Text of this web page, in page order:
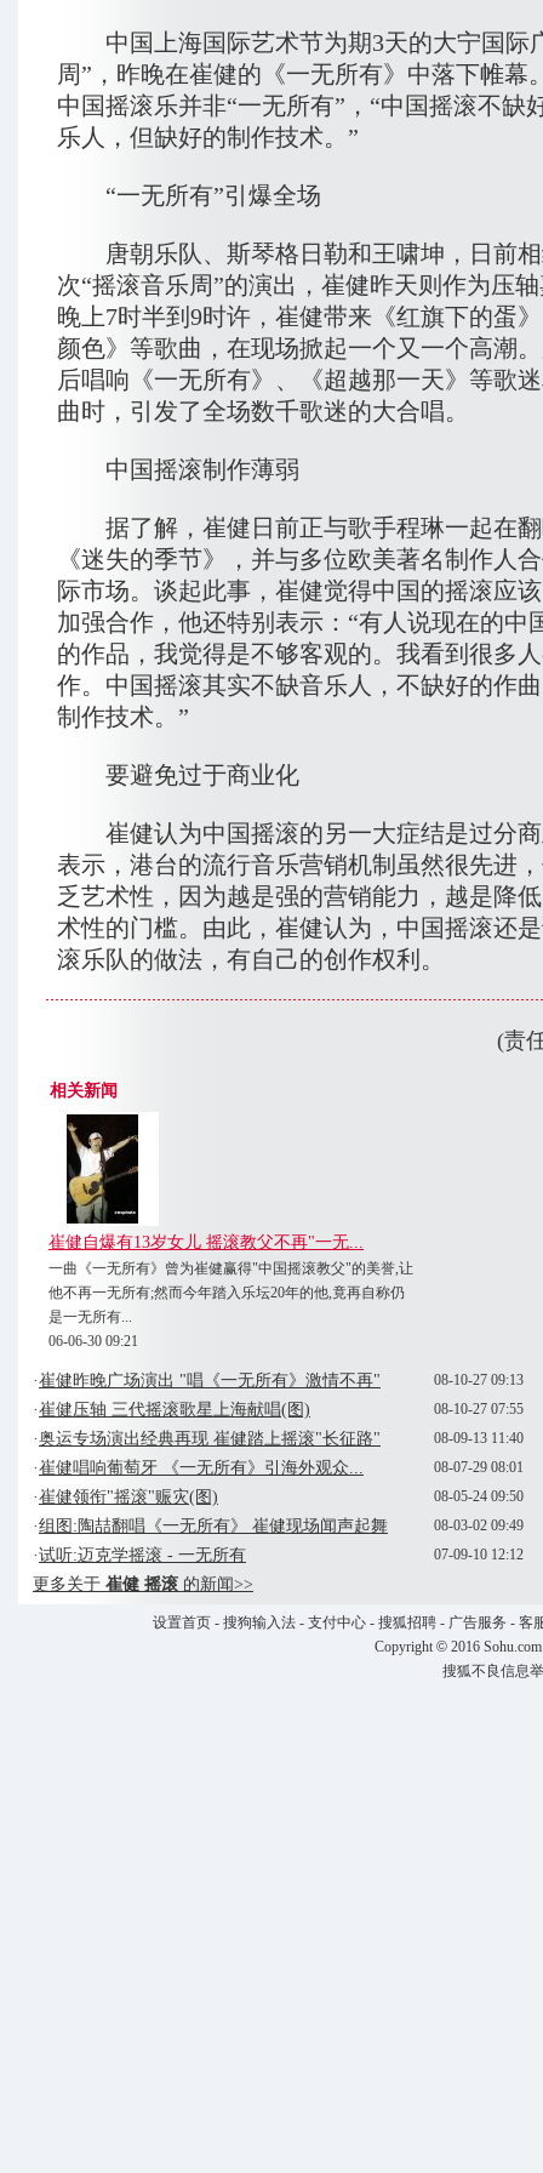
中国上海国际艺术节为期3天的大宁国际
周”，昨晚在崔健的《一无所有》中落下帷幕
中国摇滚乐并非“一无所有”，“中国摇滚不缺
乐人，但缺好的制作技术。”
“一无所有”引爆全场
唐朝乐队、斯琴格日勒和王啸坤，日前相
次“摇滚音乐周”的演出，崔健昨天则作为压
晚上7时半到9时许，崔健带来《红旗下的蛋
颜色》等歌曲，在现场掀起一个又一个高潮
后唱响《一无所有》、《超越那一天》等歌
曲时，引发了全场数千歌迷的大合唱。
中国摇滚制作薄弱
据了解，崔健日前正与歌手程琳一起在翻
《迷失的季节》，并与多位欧美著名制作人
际市场。谈起此事，崔健觉得中国的摇滚应
加强合作，他还特别表示：“有人说现在的中
的作品，我觉得是不够客观的。我看到很多
作。中国摇滚其实不缺音乐人，不缺好的作
制作技术。”
要避免过于商业化
崔健认为中国摇滚的另一大症结是过分商
表示，港台的流行音乐营销机制虽然很先进
乏艺术性，因为越是强的营销能力，越是降
术性的门槛。由此，崔健认为，中国摇滚还
滚乐队的做法，有自己的创作权利。
(责
相关新闻
崔健自爆有13岁女儿 摇滚教父不再"一无...
一曲《一无所有》曾为崔健赢得"中国摇滚教父"的美誉,让
他不再一无所有;然而今年踏入乐坛20年的他,竟再自称仍
是一无所有...
06-06-30 09:21
08-10-27 09:13
·崔健昨晚广场演出 "唱《一无所有》激情不再"
08-10-27 07:55
·崔健压轴 三代摇滚歌星上海献唱(图)
08-09-13 11:40
·奥运专场演出经典再现 崔健踏上摇滚"长征路"
08-07-29 08:01
·崔健唱响葡萄牙 《一无所有》引海外观众...
08-05-24 09:50
·崔健领衔"摇滚"赈灾(图)
08-03-02 09:49
·组图:陶喆翻唱《一无所有》 崔健现场闻声起舞
07-09-10 12:12
·试听:迈克学摇滚 - 一无所有
更多关于 崔健 摇滚 的新闻>>
设置首页- 搜狗输入法- 支付中心- 搜狐招聘- 广告服务 - 客
Copyright © 2016
搜狐不良信息